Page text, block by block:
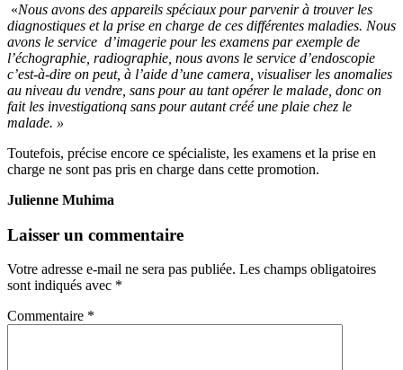
«Nous avons des appareils spéciaux pour parvenir à trouver les
diagnostiques et la prise en charge de ces différentes maladies. Nous
avons le service d’imagerie pour les examens par exemple de
l’échographie, radiographie, nous avons le service d’endoscopie
c’est-à-dire on peut, à l’aide d’une camera, visualiser les anomalies
au niveau du vendre, sans pour au tant opérer le malade, donc on
fait les investigationq sans pour autant créé une plaie chez le
malade. »
Toutefois, précise encore ce spécialiste, les examens et la prise en
charge ne sont pas pris en charge dans cette promotion.
Julienne Muhima
Laisser un commentaire
Votre adresse e-mail ne sera pas publiée. Les champs obligatoires
sont indiqués avec *
Commentaire *